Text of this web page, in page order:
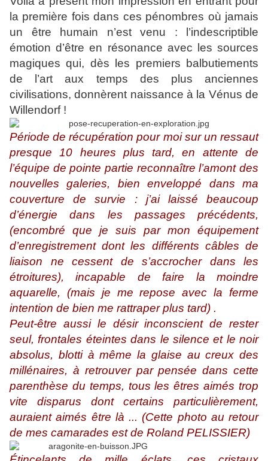
la première fois dans ces pénombres où jamais
un être humain n’est venu : l’indescriptible
émotion d’être en résonance avec les sources
magiques qui, dès les premiers balbutiements
de l’art aux temps des plus anciennes
civilisations, donnèrent naissance à la Vénus de
Willendorf !
Période de récupération pour moi sur un ressaut
presque 10 heures plus tard, en attente de
l’équipe de pointe partie reconnaître l’amont des
nouvelles galeries, bien enveloppé dans ma
couverture de survie : j’ai laissé beaucoup
d’énergie dans les passages précédents,
(encombré que je suis par mon équipement
d’enregistrement dont les différents câbles de
liaison ne cessent de s’accrocher dans les
étroitures), incapable de faire la moindre
aquarelle, (mais je me repose avec la ferme
intention de bien me rattraper plus tard) .
Peut-être aussi le désir inconscient de rester
seul, frontales éteintes dans le silence et le noir
absolus, blotti à même la glaise au creux des
millénaires, à retrouver par pensée dans cette
parenthèse du temps, tous les êtres aimés trop
vite disparus dont certains particulièrement,
auraient aimés être là ... (Cette photo au retour
de mes camarades est de Roland PELISSIER)